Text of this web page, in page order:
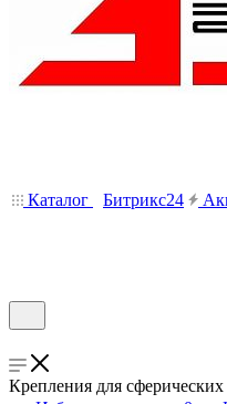
Каталог Битрикс24
Крепления для